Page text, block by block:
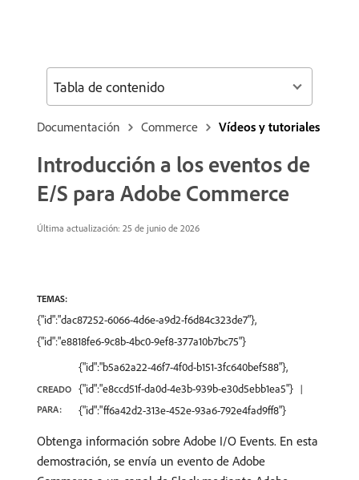
Documentación Commerce Vídeos y tutoriales
Introducción a los eventos de
E/S para Adobe Commerce
Última actualización: 25 de junio de 2026
TEMAS:
{"id":"dac87252-6066-4d6e-a9d2-f6d84c323de7"},
{"id":"e8818fe6-9c8b-4bc0-9ef8-377a10b7bc75"}
CREADO
PARA:
{"id":"b5a62a22-46f7-4f0d-b151-3fc640bef588"},
{"id":"e8ccd51f-da0d-4e3b-939b-e30d5ebb1ea5"}
{"id":"ff6a42d2-313e-452e-93a6-792e4fad9ff8"}
Obtenga información sobre Adobe I/O Events. En esta
demostración, se envía un evento de Adobe
Tabla de contenido